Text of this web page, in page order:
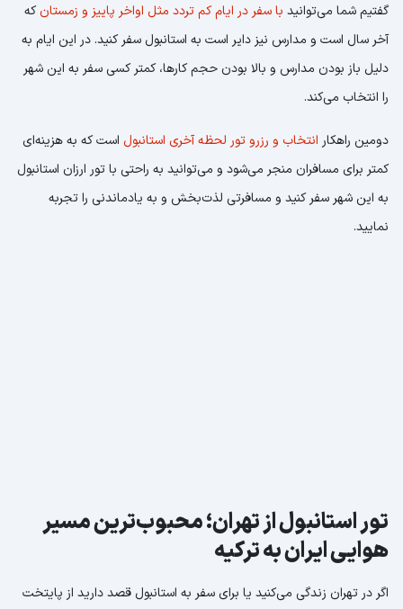
گفتیم شما می‌توانید با سفر در ایام کم تردد مثل اواخر پاییز و زمستانکه
آخر سال است و مدارس نیز دایر است به استانبول سفر کنید. در این ایام به
دلیل باز بودن مدارس و بالا بودن حجم کارها، کمتر کسی سفر به این شهر
را انتخاب می‌کند.
دومین راهکار انتخاب و رزرو تور لحظه آخری استانبول است که به هزینه‌ای
کمتر برای مسافران منجر می‌شود و می‌توانید به راحتی با تور ارزان استانبول
به این شهر سفر کنید و مسافرتی لذت‌بخش و به یادماندنی را تجربه
نمایید.
تور استانبول از تهران؛ محبوب‌ترین مسیر
هوایی ایران به ترکیه
اگر در تهران زندگی می‌کنید یا برای سفر به استانبول قصد دارید از پایتخت